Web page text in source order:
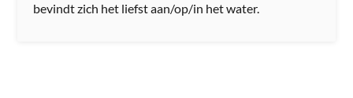
bevindt zich het liefst aan/op/in het water.